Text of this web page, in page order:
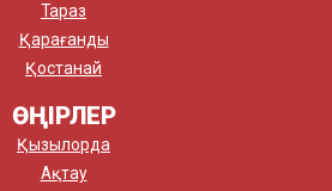
Тараз
Қарағанды
Қостанай
ӨҢІРЛЕР
Қызылорда
Ақтау